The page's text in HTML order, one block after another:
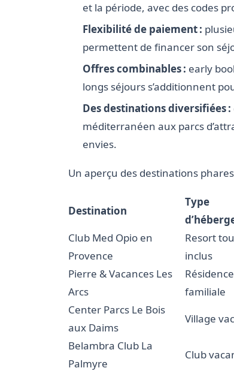
et la période, avec des codes
Flexibilité de paiement :
permettent de financer son
Offres combinables : early
longs séjours s’additionnent
Des destinations diversifiées :
méditerranéen aux parcs
envies.
Un aperçu des destinations
Destination
Type
Club Med Opio en
Provence
Resort
inclus
Pierre & Vacances Les
Arcs
Résidence
familiale
Center Parcs Le Bois
aux Daims
Village
Belambra Club La
Palmyre
Club